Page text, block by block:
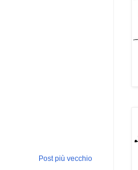
Post più vecchio